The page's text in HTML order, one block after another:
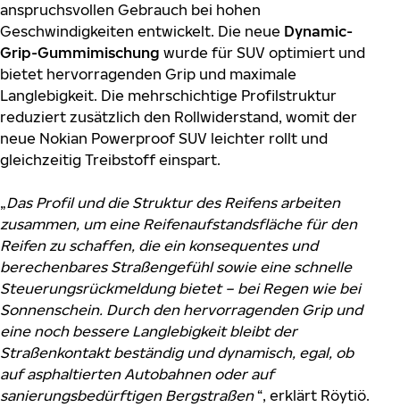
anspruchsvollen Gebrauch bei hohen
Geschwindigkeiten entwickelt. Die neue Dynamic-
Grip-Gummimischung wurde für SUV optimiert und
bietet hervorragenden Grip und maximale
Langlebigkeit. Die mehrschichtige Profilstruktur
reduziert zusätzlich den Rollwiderstand, womit der
neue Nokian Powerproof SUV leichter rollt und
gleichzeitig Treibstoff einspart.
„Das Profil und die Struktur des Reifens arbeiten
zusammen, um eine Reifenaufstandsfläche für den
Reifen zu schaffen, die ein konsequentes und
berechenbares Straßengefühl sowie eine schnelle
Steuerungsrückmeldung bietet – bei Regen wie bei
Sonnenschein. Durch den hervorragenden Grip und
eine noch bessere Langlebigkeit bleibt der
Straßenkontakt beständig und dynamisch, egal, ob
auf asphaltierten Autobahnen oder auf
sanierungsbedürftigen Bergstraßen“, erklärt Röytiö.